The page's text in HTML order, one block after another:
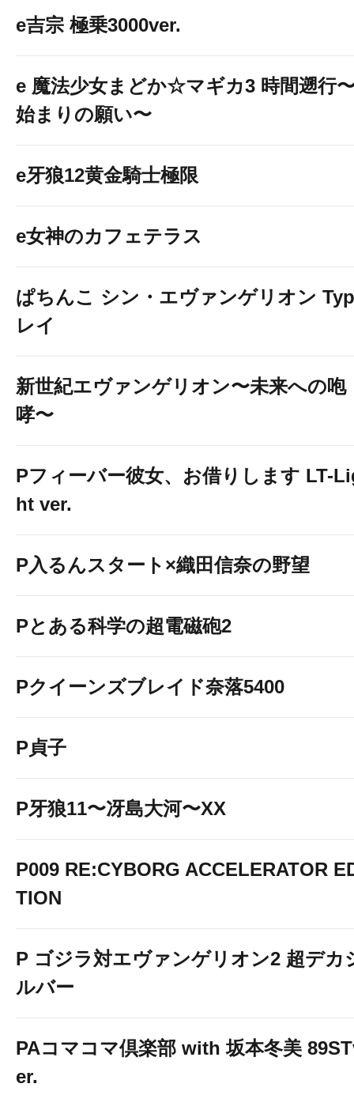
e吉宗 極乗3000ver.
e 魔法少女まどか☆マギカ3 時間遡行
始まりの願い〜
e牙狼12黄金騎士極限
e女神のカフェテラス
ぱちんこ シン・エヴァンゲリオン
レイ
新世紀エヴァンゲリオン〜未来への咆
哮〜
Pフィーバー彼女、お借りします LT-
ht ver.
P入るんスタート×織田信奈の野望
Pとある科学の超電磁砲2
Pクイーンズブレイド奈落5400
P貞子
P牙狼11〜冴島大河〜XX
P009 RE:CYBORG ACCELERATOR
TION
P ゴジラ対エヴァンゲリオン2 超デカ
ルバー
PAコマコマ倶楽部 with 坂本冬美
er.